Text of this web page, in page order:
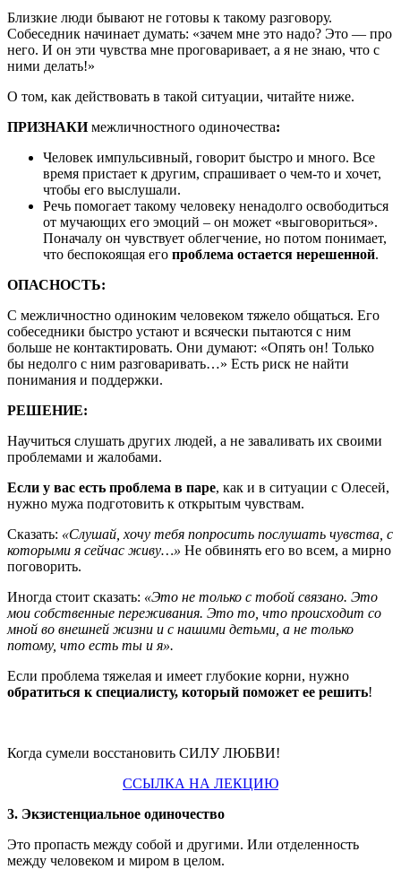
Близкие люди бывают не готовы к такому разговору.
Собеседник начинает думать: «зачем мне это надо? Это — про
него. И он эти чувства мне проговаривает, а я не знаю, что с
ними делать!»
О том, как действовать в такой ситуации, читайте ниже.
ПРИЗНАКИмежличностного одиночества:
Человек импульсивный, говорит быстро и много. Все
время пристает к другим, спрашивает о чем-то и хочет,
чтобы его выслушали.
Речь помогает такому человеку ненадолго освободиться
от мучающих его эмоций – он может «выговориться».
Поначалу он чувствует облегчение, но потом понимает,
что беспокоящая его проблема остается нерешенной.
ОПАСНОСТЬ:
С межличностно одиноким человеком тяжело общаться. Его
собеседники быстро устают и всячески пытаются с ним
больше не контактировать. Они думают: «Опять он! Только
бы недолго с ним разговаривать…» Есть риск не найти
понимания и поддержки.
РЕШЕНИЕ:
Научиться слушать других людей, а не заваливать их своими
проблемами и жалобами.
Если у вас есть проблема в паре, как и в ситуации с Олесей,
нужно мужа подготовить к открытым чувствам.
Сказать: «Слушай, хочу тебя попросить послушать чувства, с
которыми я сейчас живу…» Не обвинять его во всем, а мирно
поговорить.
Иногда стоит сказать: «Это не только с тобой связано. Это
мои собственные переживания. Это то, что происходит со
мной во внешней жизни и с нашими детьми, а не только
потому, что есть ты и я».
Если проблема тяжелая и имеет глубокие корни, нужно
обратиться к специалисту, который поможет ее решить!
Когда сумели восстановить СИЛУ ЛЮБВИ!
ССЫЛКА НА ЛЕКЦИЮ
3. Экзистенциальное одиночество
Это пропасть между собой и другими. Или отделенность
между человеком и миром в целом.